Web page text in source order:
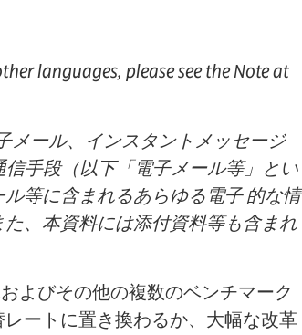
languages, please see the Note at
メール、インスタントメッセージ
信手段（以下「電子メール等」とい
等に含まれるあらゆる電子 的な情
、本資料には添付資料等も含まれ
およびその他の複数のベンチマーク
ートに置き換わるか、大幅な改革